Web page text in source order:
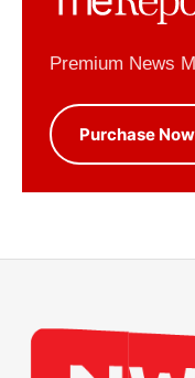
Premium News
Purchase Now